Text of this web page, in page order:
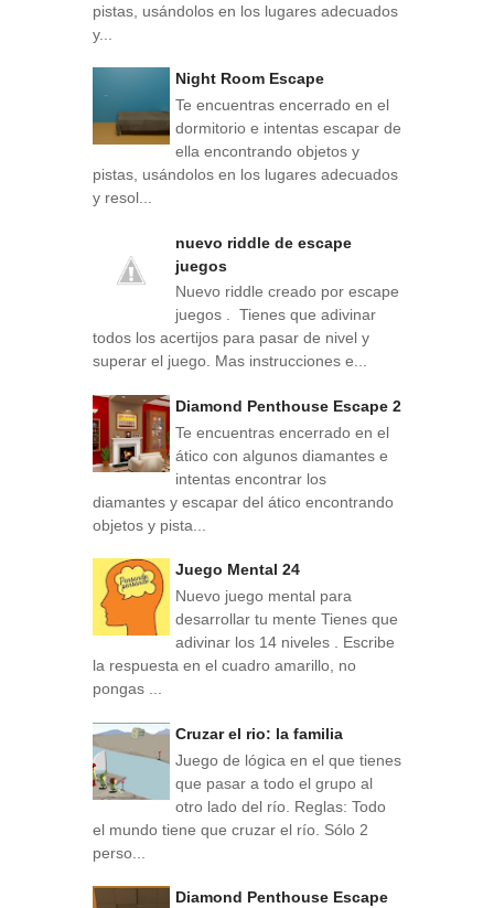
pistas, usándolos en los lugares adecuados
y...
Night Room Escape
Te encuentras encerrado en el
dormitorio e intentas escapar de
ella encontrando objetos y
pistas, usándolos en los lugares adecuados
y resol...
nuevo riddle de escape
juegos
Nuevo riddle creado por escape
juegos . Tienes que adivinar
todos los acertijos para pasar de nivel y
superar el juego. Mas instrucciones e...
Diamond Penthouse Escape 2
Te encuentras encerrado en el
ático con algunos diamantes e
intentas encontrar los
diamantes y escapar del ático encontrando
objetos y pista...
Juego Mental 24
Nuevo juego mental para
desarrollar tu mente Tienes que
adivinar los 14 niveles . Escribe
la respuesta en el cuadro amarillo, no
pongas ...
Cruzar el rio: la familia
Juego de lógica en el que tienes
que pasar a todo el grupo al
otro lado del río. Reglas: Todo
el mundo tiene que cruzar el río. Sólo 2
perso...
Diamond Penthouse Escape